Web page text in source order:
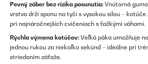
Pevný záber bez rizika posunutia: Vnútorná
vrstva drží sponu na tyči s vysokou silou –
pri najnáročnejších cvičeniach s ťažkými váhami.
Rýchla výmena kotúčov: Veľká páka umožňuje
jednou rukou za niekoľko sekúnd – ideálne pri
striedaním záťaže.